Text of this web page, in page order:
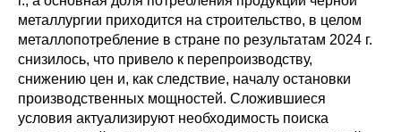
Кафедра МФТИ
Кафедра МАДИ
Аспирантура
металлургии приходится на строительство, в целом
металлопотребление в стране по результатам 2024 г.
снизилось, что привело к перепроизводству,
снижению цен и, как следствие, началу остановки
производственных мощностей. Сложившиеся
условия актуализируют необходимость поиска